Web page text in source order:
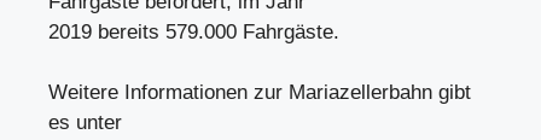
2019 bereits 579.000 Fahrgäste.
Weitere Informationen zur Mariazellerbahn gibt
es unter